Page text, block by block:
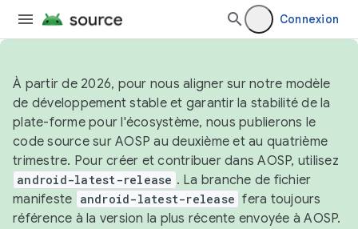
Connexion
À partir de 2026, pour nous aligner sur notre modèle
de développement stable et garantir la stabilité de la
plate-forme pour l'écosystème, nous publierons le
code source sur AOSP au deuxième et au quatrième
trimestre. Pour créer et contribuer dans AOSP, utilisez
android-latest-release . La branche de fichier
manifeste android-latest-release fera toujours
référence à la version la plus récente envoyée à AOSP.